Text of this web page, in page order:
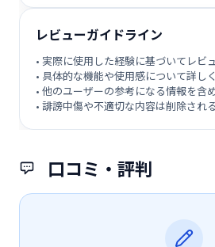
口コミ・評判
レビューガイドライン
• 実際に使用した経験に基づいてレビ
• 具体的な機能や使用感について詳し
• 他のユーザーの参考になる情報を含
• 誹謗中傷や不適切な内容は削除され